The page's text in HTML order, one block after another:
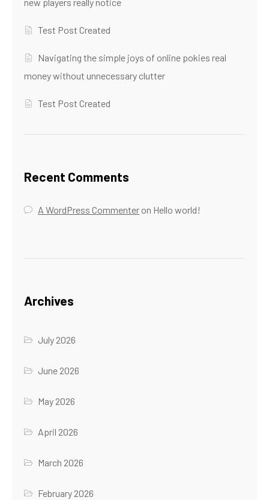
Test Post Created
Navigating the simple joys of online pokies real
money without unnecessary clutter
Test Post Created
Recent Comments
A WordPress Commenter on Hello world!
Archives
July 2026
June 2026
May 2026
April 2026
March 2026
February 2026